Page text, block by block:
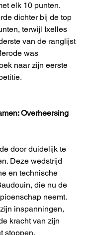
elk 10 punten.
dichter bij de top
terwijl Ixelles
van de ranglijst
was
naar zijn eerste
Overheersing
door duidelijk te
Deze wedstrijd
en technische
die nu de
neemt.
inspanningen,
kracht van zijn
stoppen.